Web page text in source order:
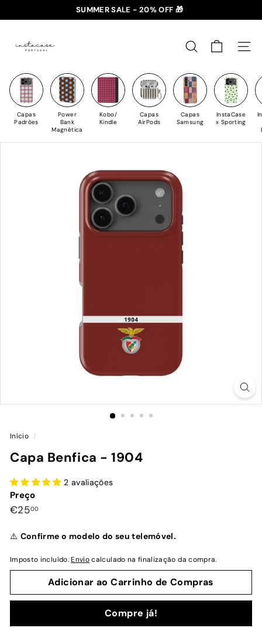
para
Conteúdo
slideshow
✈️ PORTES GRÁTIS: +35€ 🇵🇹🇪🇸 | +50€ 🇪🇺
SUMMER SALE - 20% OFF 🎁
n
t
a
C
a
s
PESQUISAR
Capas
Padrões
Power
Bank
Magnética
Kobo/
Kindle
Capas
AirPods
Capas
Samsung
InstaCase
x Sporting
Início /
Capa Benfica - 1904
2 avaliações
Preço
Preço
€2500€25,00
⚠️ Confirme o modelo do seu telemóvel.
Imposto incluído.Enviocalculado na finalização da compra.
Adicionar ao Carrinho de Compras
Compre já!